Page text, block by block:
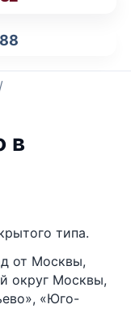
/
в
типа.
от Москвы,
округ Москвы,
«Юго-